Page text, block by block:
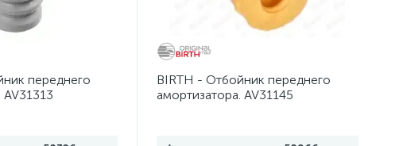
1 Опоры амортизатора Opel Corsa D 4 1
Опоры амортизаторов Skoda Fabia 1 MK1
Пыльники отбойники BMW 5 E39 2
переднего
BIRTH - Отбойник переднего
амортизатора. AV31145